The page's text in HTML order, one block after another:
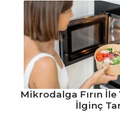
Barbunyalı Şölen
Pilavı Tarifi, Nasıl
Yapılır?
Pilav ve Makarna
Tüm Tarifleri
HAMUR İŞLERI
Mikrodalga Fırın
İlginç